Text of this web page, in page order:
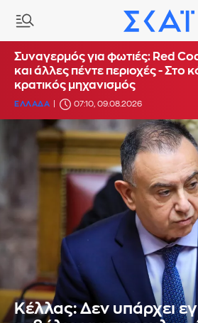
Συναγερμός για φωτιές: Red
και άλλες πέντε περιοχές - Στο
κρατικός μηχανισμός
ΕΛΛΑΔΑ 07:10, 09.08.2026
Κέλλας: Δεν υπάρχει